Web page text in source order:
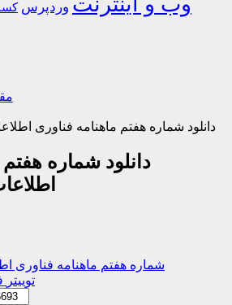
وردپرس
دانلود شماره هفتم ماهنامه فناوری
دانلود شماره
توییتر